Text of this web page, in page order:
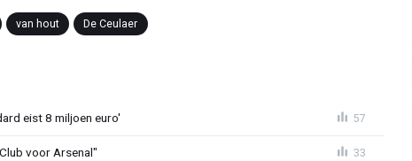
van hout De Ceulaer
eist 8 miljoen euro' 57
voor Arsenal" 33